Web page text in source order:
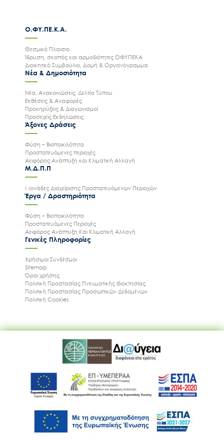
Ο.ΦΥ.ΠΕ.Κ.Α.
Θεσμικό Πλαισιο
Ίδρυση, σκοπός και αρμοδιότητες ΟΦΥΠΕΚΑ
Διοικητικό Συμβούλιο, Δομή & Οργανόγραμμα
Νέα & Δημοσιότητα
Νέα, Ανακοινώσεις, Δελτία Τύπου
Εκθέσεις & Αναφορές
Προκηρύξεις & Διαγωνισμοί
Προσεχείς Εκδηλώσεις
Άξονες Δράσεις
Φύση – Βιοποικιλότητα
Προστατευόμενες περιοχές
Αειφόρος Ανάπτυξη και Κλιματική Αλλαγή
Μ.Δ.Π.Π
Μονάδες Διαχείρισης Προστατευόμενων Περιοχών
Έργα / Δραστηριότητα
Φύση – Βιοποικιλότητα
Προστατευόμενες Περιοχές
Αειφόρος Ανάπτυξη Και Κλιματική Αλλαγή
Γενικές Πληροφορίες
Χρήσιμοι Συνδέσμοι
Sitemap
Όροι χρήσης
Πολιτική Προστασίας Πνευματικής Ιδιοκτησίας
Πολιτική Προστασίας Προσωπικών Δεδομένων
Πολιτική Cookies